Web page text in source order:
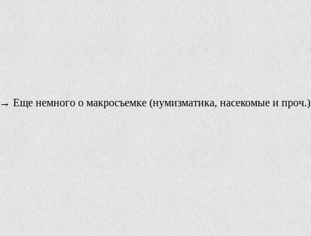
→ Еще немного о макросъемке (нумизматика, насекомые и проч.)